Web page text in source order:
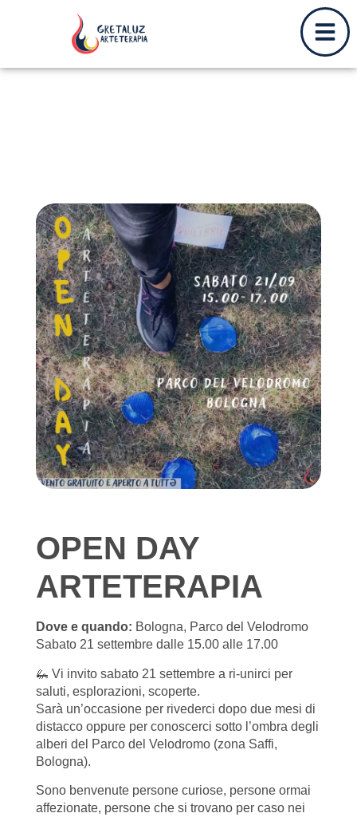
OPEN DAY
ARTETERAPIA
Dove e quando: Bologna, Parco del Velodromo
Sabato 21 settembre dalle 15.00 alle 17.00
🦗 Vi invito sabato 21 settembre a ri-unirci per
saluti, esplorazioni, scoperte.
Sarà un’occasione per rivederci dopo due mesi di
distacco oppure per conoscerci sotto l’ombra degli
alberi del Parco del Velodromo (zona Saffi,
Bologna).
Sono benvenute persone curiose, persone ormai
affezionate, persone che si trovano per caso nei